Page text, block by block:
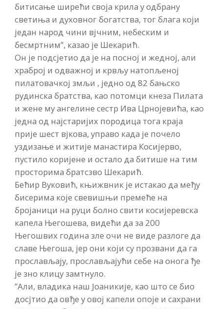
битисање ширећи своја крила у одбрану
светиња и духовног богатства, тог блага који
један народ чини вјчним, небеским и
бесмртним”, казао је Шекарић.
Он је подсјетио да је на посној и жедној, али
храброј и одважној и крвљу натопљеној
пилатовачкој змљи , једно од 82 бањско
рудинска братства, као потомци кнеза Пилата
и жене му ангелине сестр Ива Црнојевића, као
једна од најстаријих породица тога краја
прије шест вјкова, управо када је почело
уздизање и житије манастира Косијерво,
пустило коријене и остало да битише на тим
просторима братсзво Шекарић.
Бећир Вуковић, књижвник је истакао да међу
бисерима које свевишњи премеће на
бројаници на руци болно свити косијеревска
капела Његошева, видећи да за 200
Његошвих година зле очи не виде разлоге да
славе Његоша, јер они који су прозвани да га
прослављају, прослављајући себе на онога ђе
је зно клицу замтнуло.
”Али, владика наш Јоаникије, као што се био
досјтио да овђе у овој капели опоје и сахрани